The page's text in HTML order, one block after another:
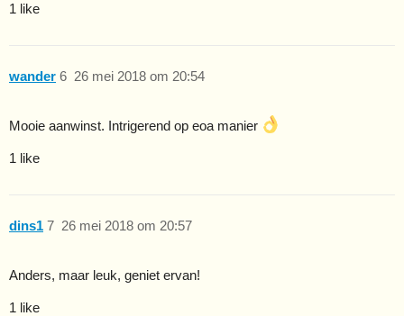
1 like
wander 26 mei 2018 om 20:54
6
Mooie aanwinst. Intrigerend op eoa manier
1 like
dins1 26 mei 2018 om 20:57
7
Anders, maar leuk, geniet ervan!
1 like